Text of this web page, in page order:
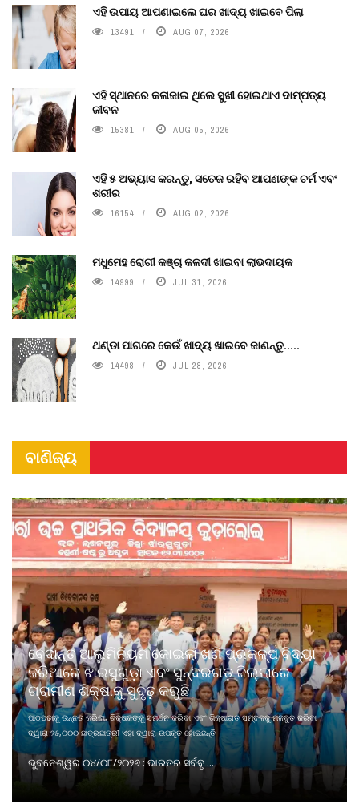
ଏହି ଉପାୟ ଆପଣାଇଲେ ଘର ଖାଦ୍ୟ ଖାଇବେ ପିଲା
13491 AUG 07, 2026
ଏହି ସ୍ଥାନରେ କଳାଜାଇ ଥିଲେ ସୁଖୀ ହୋଇଥାଏ ଦାମ୍ପତ୍ୟ
ଜୀବନ
15381 AUG 05, 2026
ଏହି ୫ ଅଭ୍ୟାସ କରନ୍ତୁ, ସତେଜ ରହିବ ଆପଣଙ୍କ ଚର୍ମ ଏବଂ
ଶରୀର
16154 AUG 02, 2026
ମଧୁମେହ ରୋଗୀ କଞ୍ଚା କଳଦୀ ଖାଇବା ଲାଭଦାୟକ
14999 JUL 31, 2026
ଥଣ୍ଡା ପାଗରେ କେଉଁ ଖାଦ୍ୟ ଖାଇବେ ଜାଣନ୍ତୁ.....
14498 JUL 28, 2026
ବାଣିଜ୍ୟ
ବେଦାନ୍ତ ଆଲୁମିନିୟମ କୋଇଲା ଖଣି ପ୍ରକଳ୍ପ ବିଦ୍ୟା
ଜରିଆରେ ଝାରସୁଗୁଡ଼ା ଏବଂ ସୁନ୍ଦରଗଡ଼ ଜିଲ୍ଲାରେ
ଗ୍ରାମୀଣ ଶିକ୍ଷାକୁ ସୁଦୃଢ଼ କରୁଛି
ପାଠପଢାକୁ ଉନ୍ନତ କରିବା, ଶିକ୍ଷକଙ୍କୁ ସମର୍ଥନ କରିବା ଏବଂ ଶିକ୍ଷାଗତ ସମ୍ବଳକୁ ମଜବୁତ କରିବା
ଦ୍ୱାରା ୨୫,୦୦୦ ଛାତ୍ରଛାତ୍ରୀ ଏହା ଦ୍ୱାରା ଉପକୃତ ହୋଇଛନ୍ତି
ଭୁବନେଶ୍ୱର ୦୪/୦୮/୨୦୨୬ : ଭାରତର ସର୍ବବୃ ...